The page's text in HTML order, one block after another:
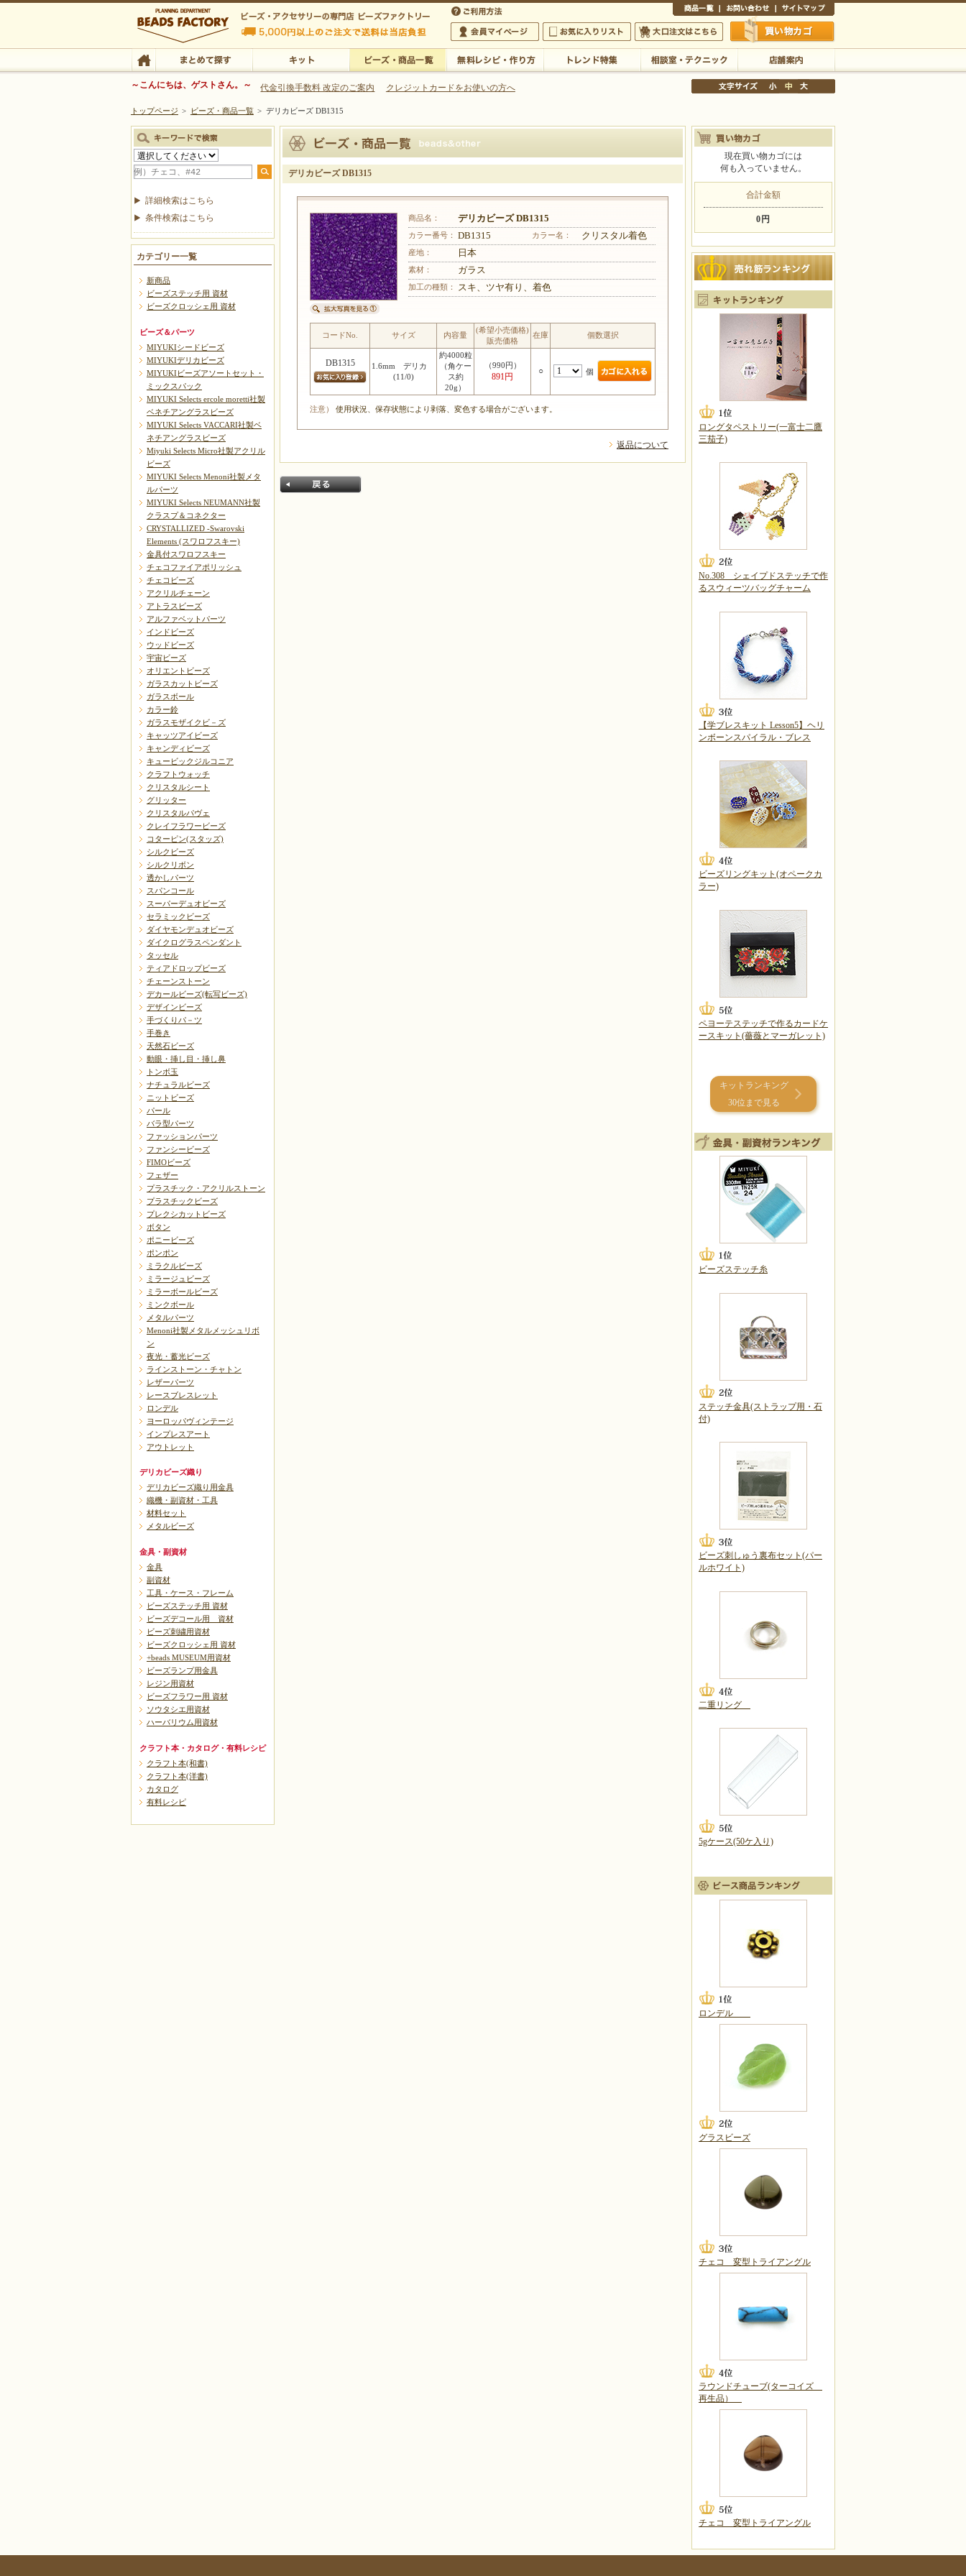
ビーズファクトリー ビーズ・パーツ・金具など・アクセサリーの専門店
ビーズ・アクセサリーの専門店 ビーズファクトリー 5,000円以上のご注文で送料は当店が負担いたします
ビーズ・アクセサリーの専門店 ビーズファクトリー 5,000円以上のご注文で送料は当店が負担いたします
会員マイページ
お気に入りリスト 大口注文はこちら 買い物かご
TOP まとめて探す 店舗案内
～こんにちは、ゲストさん。～ 代金引換手数料 改定のご案内 クレジットカードをお使いの方へ
トップページ > ビーズ・商品一覧 > デリカビーズ DB1315
デリカビーズ DB1315
商品名： デリカビーズ DB1315
カラー番号： DB1315 カラー名： クリスタル着色
産地： 日本
素材： ガラス
加工の種類： スキ、ツヤ有り、着色
コードNo. サイズ 内容量
(希望小売価格)
販売価格
在庫 個数選択
DB1315
1.6mm デリカ
(11/0)
約4000粒
（角ケー
ス約
20g）
（990円）
891円
○ 個
注意） 使用状況、保存状態により剥落、変色する場合がございます。
返品について
詳細検索はこちら
条件検索はこちら
カテゴリー一覧
新商品
ビーズステッチ用 資材
ビーズクロッシェ用 資材
ビーズ＆パーツ
MIYUKIシードビーズ
MIYUKIデリカビーズ
MIYUKIビーズアソートセット・
ミックスパック
MIYUKI Selects ercole moretti社製
ベネチアングラスビーズ
MIYUKI Selects VACCARI社製ベ
ネチアングラスビーズ
Miyuki Selects Micro社製アクリル
ビーズ
MIYUKI Selects Menoni社製メタ
ルパーツ
MIYUKI Selects NEUMANN社製
クラスプ＆コネクター
CRYSTALLIZED -Swarovski
Elements (スワロフスキー)
金具付スワロフスキー
チェコファイアポリッシュ
チェコビーズ
アクリルチェーン
アトラスビーズ
アルファベットパーツ
インドビーズ
ウッドビーズ
宇宙ビーズ
オリエントビーズ
ガラスカットビーズ
ガラスボール
カラー鈴
ガラスモザイクビ－ズ
キャッツアイビーズ
キャンディビーズ
キュービックジルコニア
クラフトウォッチ
クリスタルシート
グリッター
クリスタルパヴェ
クレイフラワービーズ
コターピン(スタッズ)
シルクビーズ
シルクリボン
透かしパーツ
スパンコール
スーパーデュオビーズ
セラミックビーズ
ダイヤモンデュオビーズ
ダイクログラスペンダント
タッセル
ティアドロップビーズ
チェーンストーン
デカールビーズ(転写ビーズ)
デザインビーズ
手づくりパ－ツ
手巻き
天然石ビーズ
動眼・挿し目・挿し鼻
トンボ玉
ナチュラルビーズ
ニットビーズ
パール
バラ型パーツ
ファッションパーツ
ファンシービーズ
FIMOビーズ
フェザー
プラスチック・アクリルストーン
プラスチックビーズ
プレクシカットビーズ
ボタン
ポニービーズ
ポンポン
ミラクルビーズ
ミラージュビーズ
ミラーボールビーズ
ミンクボール
メタルパーツ
Menoni社製メタルメッシュリボ
ン
夜光・蓄光ビーズ
ラインストーン・チャトン
レザーパーツ
レースブレスレット
ロンデル
ヨーロッパヴィンテージ
インプレスアート
アウトレット
デリカビーズ織り
デリカビーズ織り用金具
織機・副資材・工具
材料セット
メタルビーズ
金具・副資材
金具
副資材
工具・ケース・フレーム
ビーズステッチ用 資材
ビーズデコール用 資材
ビーズ刺繍用資材
ビーズクロッシェ用 資材
+beads MUSEUM用資材
ビーズランプ用金具
レジン用資材
ビーズフラワー用 資材
ソウタシエ用資材
ハーバリウム用資材
クラフト本・カタログ・有料レシピ
クラフト本(和書)
クラフト本(洋書)
カタログ
有料レシピ
現在買い物カゴには
何も入っていません。
合計金額
0円
ロングタペストリー(一富士二鷹
三茄子)
No.308 シェイプドステッチで作
るスウィーツバッグチャーム
【学ブレスキット Lesson5】ヘリ
ンボーンスパイラル・ブレス
ビーズリングキット(オペークカ
ラー)
ペヨーテステッチで作るカードケ
ースキット(薔薇とマーガレット)
キットランキング
30位まで見る
ビーズステッチ糸
ステッチ金具(ストラップ用・石
付)
ビーズ刺しゅう裏布セット(パー
ルホワイト)
二重リング
5gケース(50ケ入り)
ロンデル
グラスビーズ
チェコ 変型トライアングル
ラウンドチューブ(ターコイズ
再生品）
チェコ 変型トライアングル